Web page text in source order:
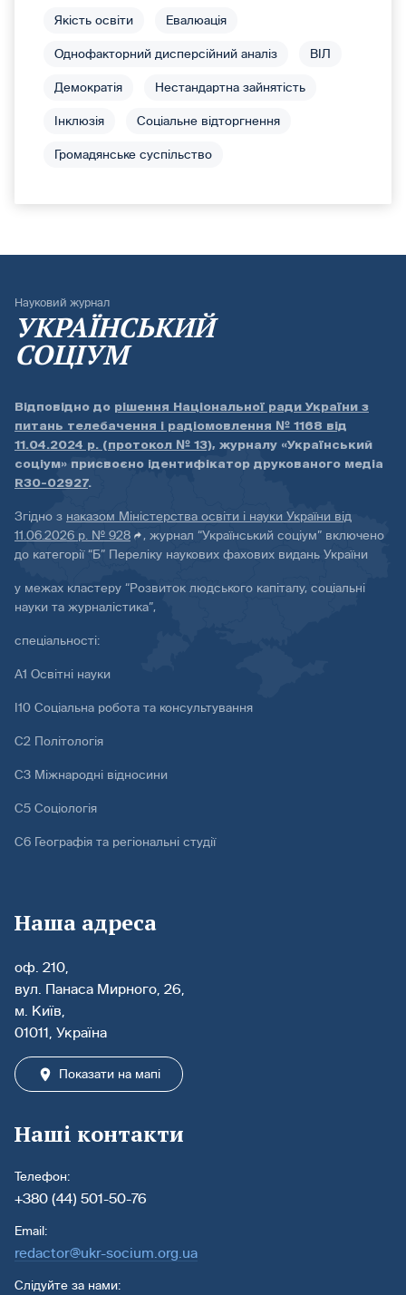
Якість освіти Евалюація
Однофакторний дисперсійний аналіз ВІЛ
Демократія Нестандартна зайнятість
Інклюзія Соціальне відторгнення
Громадянське суспільство
Науковий журнал
УКРАЇНСЬКИЙ
СОЦІУМ
Відповідно до рішення Національної ради України з
питань телебачення і радіомовлення № 1168 від
11.04.2024 р. (протокол № 13), журналу «Український
соціум» присвоєно ідентифікатор друкованого медіа
R30-02927.
Згідно з наказом Міністерства освіти і науки України від
11.06.2026 р. № 928
, журнал “Український соціум” включено
до категорії “Б” Переліку наукових фахових видань України
у межах кластеру “Розвиток людського капіталу, соціальні
науки та журналістика”,
спеціальності:
А1 Освітні науки
І10 Соціальна робота та консультування
С2 Політологія
С3 Міжнародні відносини
С5 Соціологія
С6 Географія та регіональні студії
Наша адреса
оф. 210,
вул. Панаса Мирного, 26,
м. Київ,
01011, Україна
Показати на мапі
Наші контакти
Телефон:
+380 (44) 501-50-76
Email:
redactor@ukr-socium.org.ua
Слідуйте за нами: